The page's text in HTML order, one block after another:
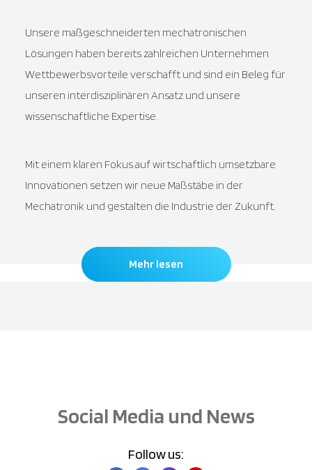
Unsere maßgeschneiderten mechatronischen
Lösungen haben bereits zahlreichen Unternehmen
Wettbewerbsvorteile verschafft und sind ein Beleg für
unseren interdisziplinären Ansatz und unsere
wissenschaftliche Expertise.
Mit einem klaren Fokus auf wirtschaftlich umsetzbare
Innovationen setzen wir neue Maßstäbe in der
Mechatronik und gestalten die Industrie der Zukunft.
Mehr lesen
Social Media und News
Follow us: